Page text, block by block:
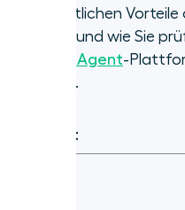
geschäftlichen
machen und wie Sie
AI Voice Agent-
Team ist.
Einheit